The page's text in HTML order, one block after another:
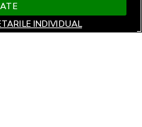
INDIVIDUAL